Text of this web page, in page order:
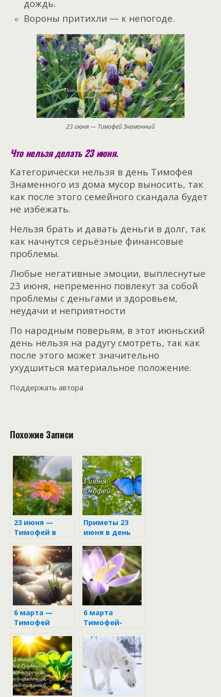
дождь.
Вороны притихли — к непогоде.
23 июня — Тимофей Знаменный
Что нельзя делать 23 июня.
Категорически нельзя в день Тимофея
Знаменного из дома мусор выносить, так
как после этого семейного скандала будет
не избежать.
Нельзя брать и давать деньги в долг, так
как начнутся серьёзные финансовые
проблемы.
Любые негативные эмоции, выплеснутые
23 июня, непременно повлекут за собой
проблемы с деньгами и здоровьем,
неудачи и неприятности
По народным поверьям, в этот июньский
день нельзя на радугу смотреть, так как
после этого может значительно
ухудшиться материальное положение.
Поддержать автора
Похожие Записи
23 июня —
Тимофей в
календаре
Приметы 23
июня в день
6 марта —
Тимофей
народные
приметы и
поверья дня
6 марта
Тимофей-